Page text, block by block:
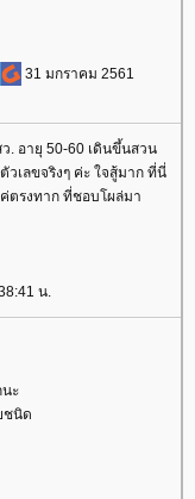
31 มกราคม 2561
. อายุ 50-60 เดินขึ้นสวน
วเลขจริงๆ ค่ะ ใจสู้มาก ที่นี่
ตรงทาก ที่ชอบโผล่มา
น.
ะ
ชนิด